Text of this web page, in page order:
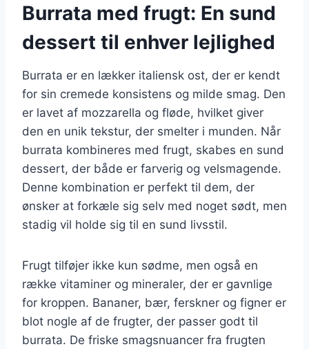
Burrata med frugt: En sund
dessert til enhver lejlighed
Burrata er en lækker italiensk ost, der er kendt
for sin cremede konsistens og milde smag. Den
er lavet af mozzarella og fløde, hvilket giver
den en unik tekstur, der smelter i munden. Når
burrata kombineres med frugt, skabes en sund
dessert, der både er farverig og velsmagende.
Denne kombination er perfekt til dem, der
ønsker at forkæle sig selv med noget sødt, men
stadig vil holde sig til en sund livsstil.
Frugt tilføjer ikke kun sødme, men også en
række vitaminer og mineraler, der er gavnlige
for kroppen. Bananer, bær, ferskner og figner er
blot nogle af de frugter, der passer godt til
burrata. De friske smagsnuancer fra frugten